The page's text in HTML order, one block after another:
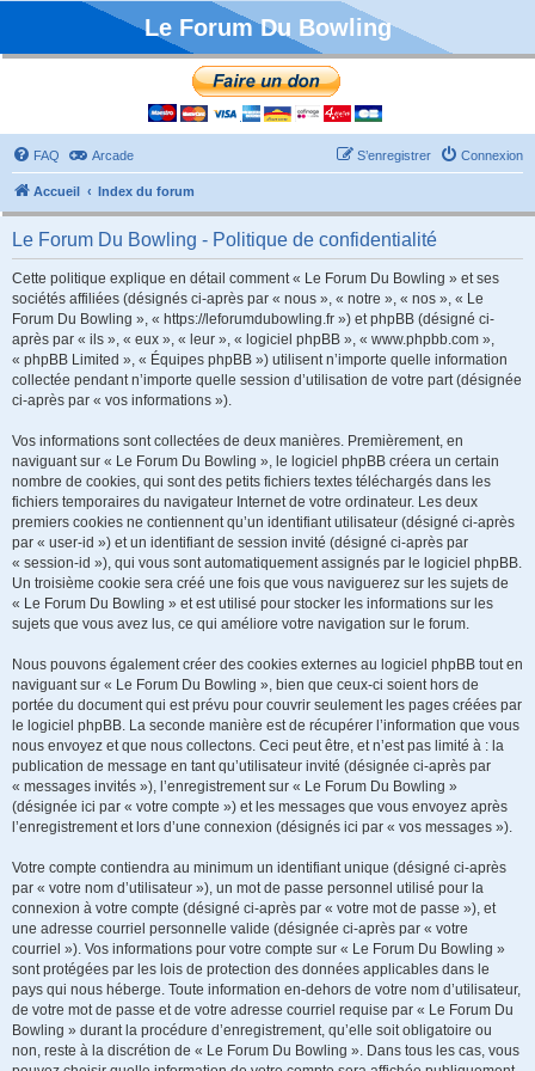
Le Forum Du Bowling
FAQ Arcade Connexion
S’enregistrer
Accueil Index du forum
Le Forum Du Bowling - Politique de confidentialité
Cette politique explique en détail comment « Le Forum Du Bowling » et ses
sociétés affiliées (désignés ci-après par « nous », « notre », « nos », « Le
Forum Du Bowling », « https://leforumdubowling.fr ») et phpBB (désigné ci-
après par « ils », « eux », « leur », « logiciel phpBB », « www.phpbb.com »,
« phpBB Limited », « Équipes phpBB ») utilisent n’importe quelle information
collectée pendant n’importe quelle session d’utilisation de votre part (désignée
ci-après par « vos informations »).
Vos informations sont collectées de deux manières. Premièrement, en
naviguant sur « Le Forum Du Bowling », le logiciel phpBB créera un certain
nombre de cookies, qui sont des petits fichiers textes téléchargés dans les
fichiers temporaires du navigateur Internet de votre ordinateur. Les deux
premiers cookies ne contiennent qu’un identifiant utilisateur (désigné ci-après
par « user-id ») et un identifiant de session invité (désigné ci-après par
« session-id »), qui vous sont automatiquement assignés par le logiciel phpBB.
Un troisième cookie sera créé une fois que vous naviguerez sur les sujets de
« Le Forum Du Bowling » et est utilisé pour stocker les informations sur les
sujets que vous avez lus, ce qui améliore votre navigation sur le forum.
Nous pouvons également créer des cookies externes au logiciel phpBB tout en
naviguant sur « Le Forum Du Bowling », bien que ceux-ci soient hors de
portée du document qui est prévu pour couvrir seulement les pages créées par
le logiciel phpBB. La seconde manière est de récupérer l’information que vous
nous envoyez et que nous collectons. Ceci peut être, et n’est pas limité à : la
publication de message en tant qu’utilisateur invité (désignée ci-après par
« messages invités »), l’enregistrement sur « Le Forum Du Bowling »
(désignée ici par « votre compte ») et les messages que vous envoyez après
l’enregistrement et lors d’une connexion (désignés ici par « vos messages »).
Votre compte contiendra au minimum un identifiant unique (désigné ci-après
par « votre nom d’utilisateur »), un mot de passe personnel utilisé pour la
connexion à votre compte (désigné ci-après par « votre mot de passe »), et
une adresse courriel personnelle valide (désignée ci-après par « votre
courriel »). Vos informations pour votre compte sur « Le Forum Du Bowling »
sont protégées par les lois de protection des données applicables dans le
pays qui nous héberge. Toute information en-dehors de votre nom d’utilisateur,
de votre mot de passe et de votre adresse courriel requise par « Le Forum Du
Bowling » durant la procédure d’enregistrement, qu’elle soit obligatoire ou
non, reste à la discrétion de « Le Forum Du Bowling ». Dans tous les cas, vous